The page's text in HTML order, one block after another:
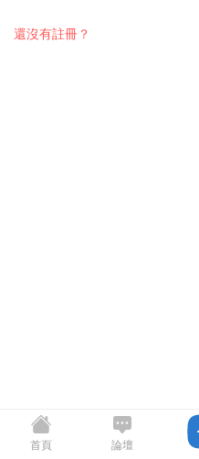
還沒有註冊？
首頁 論壇